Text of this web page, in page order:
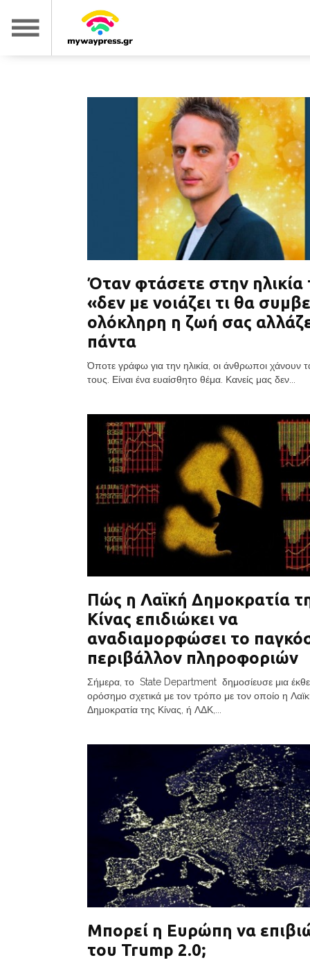
Όταν φτάσετε στην ηλικία
«δεν με νοιάζει τι θα
ολόκληρη η ζωή σας
πάντα
Όποτε γράφω για την ηλικία, οι άνθρωποι χάνουν
τους. Είναι ένα ευαίσθητο θέμα. Κανείς μας δεν...
Πώς η Λαϊκή Δημοκρατία
Κίνας επιδιώκει να
αναδιαμορφώσει το
περιβάλλον πληροφοριών
Σήμερα, το State Department δημοσίευσε μια
ορόσημο σχετικά με τον τρόπο με τον οποίο η
Δημοκρατία της Κίνας, ή ΛΔΚ,...
Μπορεί η Ευρώπη να
του Trump 2.0;